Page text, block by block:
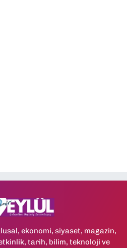
ekonomi, siyaset, magazin,
tarih, bilim, teknoloji ve